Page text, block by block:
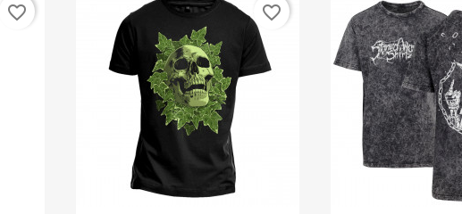
favorite_border favorite_border